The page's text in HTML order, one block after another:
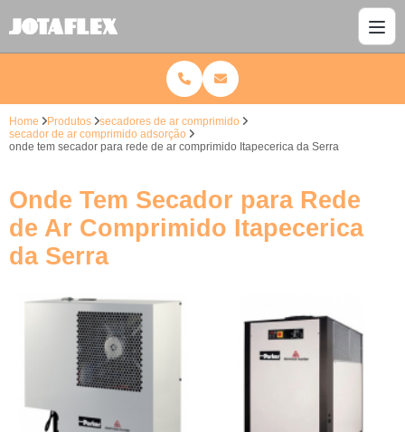
Home Produtos
secadores de ar comprimido
secador de ar comprimido adsorção
onde tem secador para rede de ar comprimido Itapecerica da Serra
Onde Tem Secador para Rede
de Ar Comprimido Itapecerica
da Serra